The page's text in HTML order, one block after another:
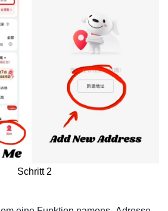
Schritt 2